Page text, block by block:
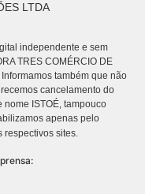
LTDA
independente e sem
TRES COMÉRCIO DE
também que não
cancelamento do
ISTOÉ, tampouco
apenas pelo
respectivos sites.